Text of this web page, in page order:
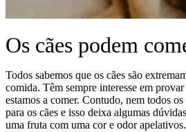
Os cães podem
Todos sabemos que os cães são
comida. Têm sempre interesse em
estamos a comer. Contudo, nem todos
para os cães e isso deixa algumas
uma fruta com uma cor e odor